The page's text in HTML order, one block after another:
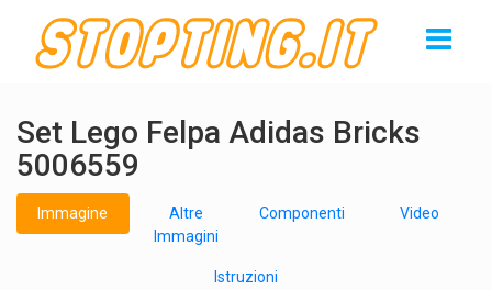
Set Lego Felpa Adidas Bricks
5006559
Immagine
Altre
Immagini
Componenti Video
Istruzioni